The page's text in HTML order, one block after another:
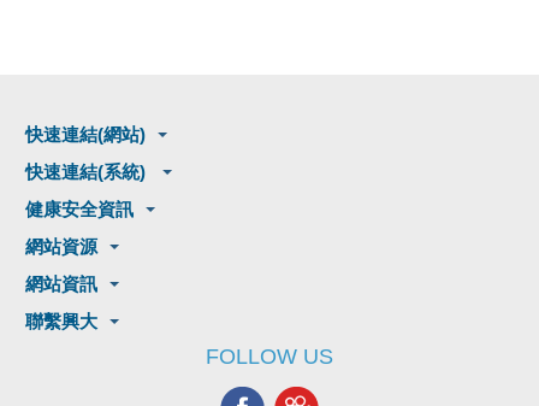
快速連結(網站)
快速連結(系統)
健康安全資訊
網站資源
網站資訊
聯繫興大
FOLLOW US